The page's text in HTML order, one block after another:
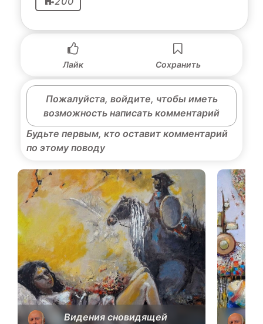
Лайк Сохранить
Пожалуйста, войдите, чтобы иметь
возможность написать комментарий
Будьте первым, кто оставит комментарий
по этому поводу
Видения сновидящей